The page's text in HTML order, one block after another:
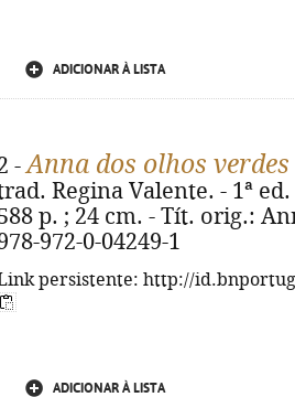
ADICIONAR À LISTA
-Anna dos olhos verdes
Regina Valente. - 1ª
p. ; 24 cm. - Tít. orig.:
972-0-04249-1
persistente: http://
ADICIONAR À LISTA